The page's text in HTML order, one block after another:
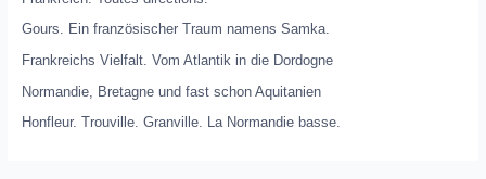
Gours. Ein französischer Traum namens Samka.
Frankreichs Vielfalt. Vom Atlantik in die Dordogne
Normandie, Bretagne und fast schon Aquitanien
Honfleur. Trouville. Granville. La Normandie basse.